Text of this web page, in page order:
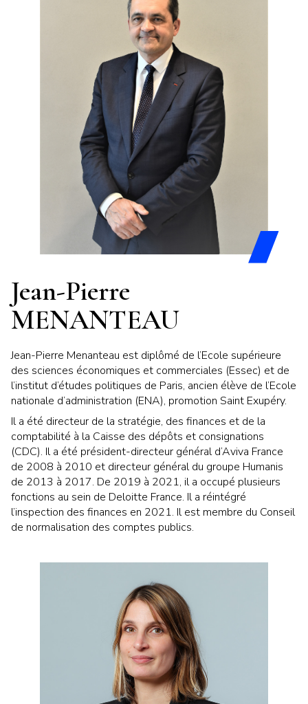
Jean-Pierre
MENANTEAU
Jean-Pierre Menanteau est diplômé de l’Ecole supérieure
des sciences économiques et commerciales (Essec) et de
l’institut d’études politiques de Paris, ancien élève de l’Ecole
nationale d’administration (ENA), promotion Saint Exupéry.
Il a été directeur de la stratégie, des finances et de la
comptabilité à la Caisse des dépôts et consignations
(CDC). Il a été président-directeur général d’Aviva France
de 2008 à 2010 et directeur général du groupe Humanis
de 2013 à 2017. De 2019 à 2021, il a occupé plusieurs
fonctions au sein de Deloitte France. Il a réintégré
l’inspection des finances en 2021. Il est membre du Conseil
de normalisation des comptes publics.